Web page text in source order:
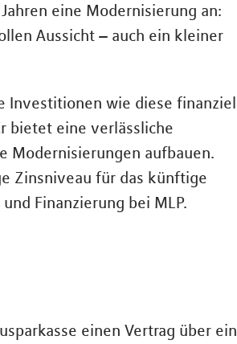
eine Modernisierung an:
Aussicht – auch ein kleiner
Investitionen wie diese
bietet eine verlässliche
Modernisierungen aufbauen.
Zinsniveau für das künftige
Finanzierung bei MLP.
einen Vertrag über